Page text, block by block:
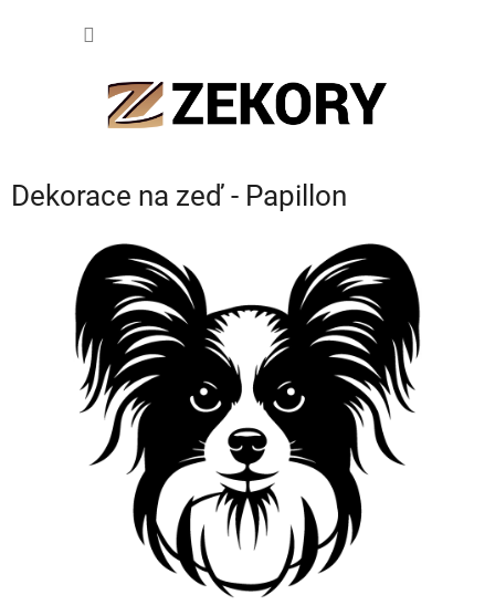
Dekorace na zeď - Papillon